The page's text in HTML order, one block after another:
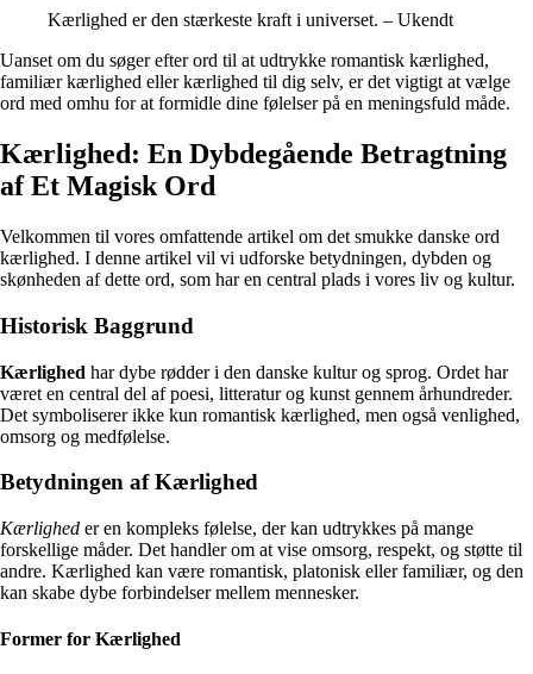
Kærlighed er den stærkeste kraft i universet. – Ukendt
Uanset om du søger efter ord til at udtrykke romantisk kærlighed,
familiær kærlighed eller kærlighed til dig selv, er det vigtigt at vælge
ord med omhu for at formidle dine følelser på en meningsfuld måde.
Kærlighed: En Dybdegående Betragtning
af Et Magisk Ord
Velkommen til vores omfattende artikel om det smukke danske ord
kærlighed. I denne artikel vil vi udforske betydningen, dybden og
skønheden af dette ord, som har en central plads i vores liv og kultur.
Historisk Baggrund
Kærlighed har dybe rødder i den danske kultur og sprog. Ordet har
været en central del af poesi, litteratur og kunst gennem århundreder.
Det symboliserer ikke kun romantisk kærlighed, men også venlighed,
omsorg og medfølelse.
Betydningen af Kærlighed
Kærlighed er en kompleks følelse, der kan udtrykkes på mange
forskellige måder. Det handler om at vise omsorg, respekt, og støtte til
andre. Kærlighed kan være romantisk, platonisk eller familiær, og den
kan skabe dybe forbindelser mellem mennesker.
Former for Kærlighed